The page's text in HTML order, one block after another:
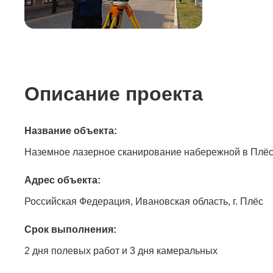
Описание проекта
Название объекта:
Наземное лазерное сканирование набережной в
Адрес объекта:
Российская Федерация, Ивановская область, г. Плёс
Срок выполнения:
2 дня полевых работ и 3 дня камеральных